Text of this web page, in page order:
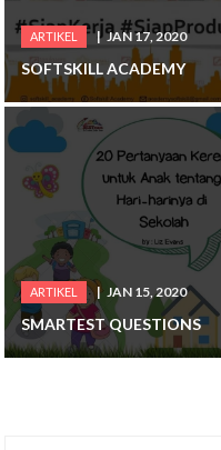
ARTIKEL JAN 17, 2020
SOFTSKILL ACADEMY
ARTIKEL JAN 15, 2020
SMARTEST QUESTIONS